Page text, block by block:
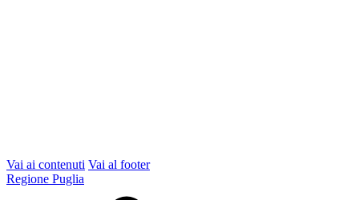
Vai ai contenuti Vai al footer
Regione Puglia